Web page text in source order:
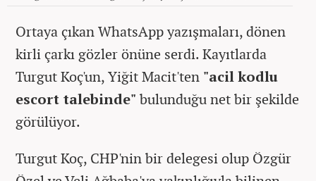
Ortaya çıkan WhatsApp yazışmaları, dönen
kirli çarkı gözler önüne serdi. Kayıtlarda
Turgut Koç'un, Yiğit Macit'ten "acil kodlu
escort talebinde" bulunduğu net bir şekilde
görülüyor.
Turgut Koç, CHP'nin bir delegesi olup Özgür